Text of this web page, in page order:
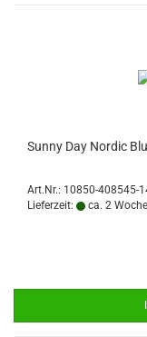
Sunny Day Nordic
Art.Nr.: 10850-408545-
Lieferzeit:
ca. 2